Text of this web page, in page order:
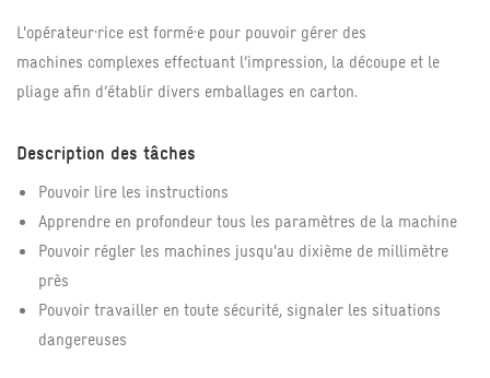
L'opérateur·rice est formé·e pour pouvoir gérer des
machines complexes effectuant l’impression, la découpe et le
pliage afin d’établir divers emballages en carton.
Description des tâches
Pouvoir lire les instructions
Apprendre en profondeur tous les paramètres de la machine
Pouvoir régler les machines jusqu'au dixième de millimètre
près
Pouvoir travailler en toute sécurité, signaler les situations
dangereuses